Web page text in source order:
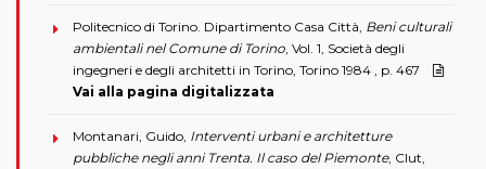
Politecnico di Torino. Dipartimento Casa Città, Beni culturali
ambientali nel Comune di Torino , Vol. 1, Società degli
ingegneri e degli architetti in Torino, Torino 1984 , p. 467
Vai alla pagina digitalizzata
Montanari, Guido, Interventi urbani e architetture
pubbliche negli anni Trenta. Il caso del Piemonte, Clut,